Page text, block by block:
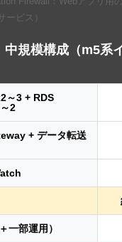
ービス）
中規模構成（m5系
～3 + RDS
2
+ データ転送
一部運用）